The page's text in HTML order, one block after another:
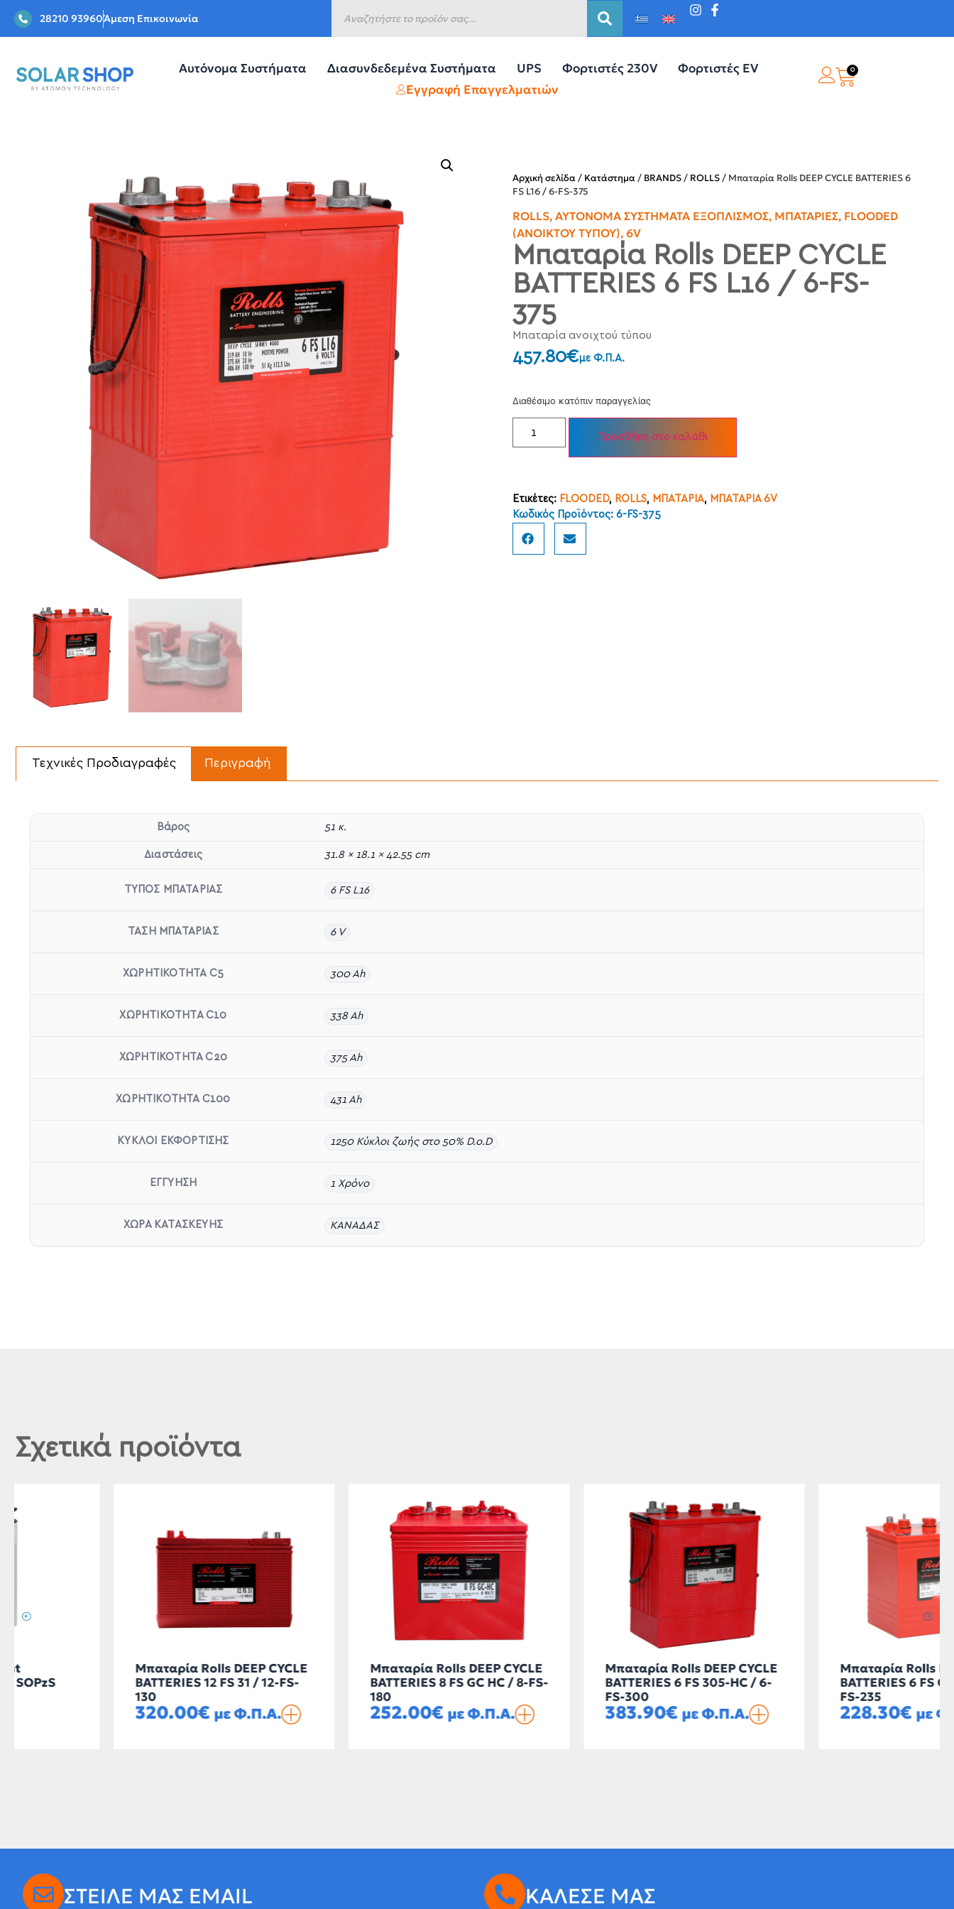
28210 93960Άμεση Επικοινωνία
Αυτόνομα Συστήματα Διασυνδεδεμένα Συστήματα UPS Φορτιστές 230V
Φορτιστές EV
Εγγραφή Επαγγελματιών
0
Αρχική σελίδα/ Κατάστημα/ BRANDS/ ROLLS/ Μπαταρία Rolls DEEP CYCLE BATTERIES 6
FS L16 / 6-FS-375
ROLLS, ΑΥΤΌΝΟΜΑ ΣΥΣΤΉΜΑΤΑ ΕΞΟΠΛΙΣΜΌΣ, ΜΠΑΤΑΡΊΕΣ, FLOODED
(ΑΝΟΙΚΤΟΎ ΤΎΠΟΥ), 6V
Μπαταρία Rolls DEEP CYCLE
BATTERIES 6 FS L16 / 6-FS-
375
Μπαταρία ανοιχτού τύπου
457.80€με Φ.Π.Α.
Διαθέσιμο κατόπιν παραγγελίας
Προσθήκη στο καλάθι
Ετικέτες: FLOODED, ROLLS, ΜΠΑΤΑΡΙΑ, ΜΠΑΤΑΡΙΑ 6V
Κωδικός Προϊόντος: 6-FS-375
Περιγραφή
Τεχνικές Προδιαγραφές
Βάρος 51 κ.
Διαστάσεις 31.8 × 18.1 × 42.55 cm
ΤΥΠΟΣ ΜΠΑΤΑΡΙΑΣ 6 FS L16
ΤΑΣΗ ΜΠΑΤΑΡΙΑΣ 6 V
ΧΩΡΗΤΙΚΟΤΗΤΑ C5 300 Ah
ΧΩΡΗΤΙΚΟΤΗΤΑ C10 338 Ah
ΧΩΡΗΤΙΚΟΤΗΤΑ C20 375 Ah
ΧΩΡΗΤΙΚΟΤΗΤΑ C100 431 Ah
ΚΥΚΛΟΙ ΕΚΦΟΡΤΙΣΗΣ 1250 Κύκλοι ζωής στο 50% D.o.D
ΕΓΓΥΗΣΗ 1 Χρόνο
ΧΩΡΑ ΚΑΤΑΣΚΕΥΗΣ ΚΑΝΑΔΑΣ
Σχετικά προϊόντα
Μπαταρία Rolls DEEP CYCLE
BATTERIES 12 FS 31 / 12-FS-
με Φ.Π.Α.
Μπαταρία Rolls DEEP CYCLE
BATTERIES 8 FS GC HC / 8-FS-
252.00 με Φ.Π.Α.
Μπαταρία Rolls DEEP CYCLE
BATTERIES 6 FS 305-HC / 6-
383.90 με Φ.Π.Α.
Μπαταρία Rolls DEEP CYCLE
BATTERIES 6 FS GC-HC / 6-
228.30 με Φ.Π.Α.
ΣΤΕΙΛΕ ΜΑΣ EMAIL ΚΑΛΕΣΕ ΜΑΣ